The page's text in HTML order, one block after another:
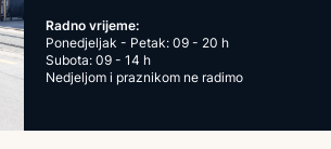
Radno vrijeme:
Ponedjeljak - Petak: 09 - 20 h
Subota: 09 - 14 h
Nedjeljom i praznikom ne radimo